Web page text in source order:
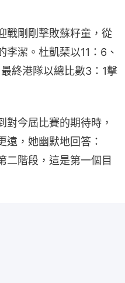
戰剛剛擊敗蘇籽童，從
李潔。杜凱琹以11：6、
終港隊以總比數3：1擊
對今屆比賽的期待時，
遠，她幽默地回答：
二階段，這是第一個目